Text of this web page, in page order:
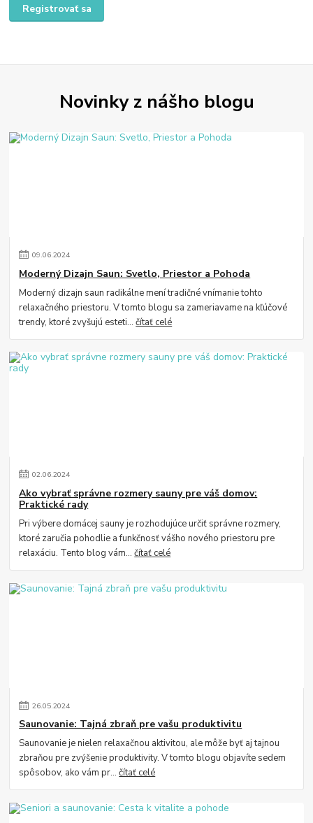
Registrovať sa
Novinky z nášho blogu
09.06.2024
Moderný Dizajn Saun: Svetlo, Priestor a Pohoda
Moderný dizajn saun radikálne mení tradičné vnímanie tohto
relaxačného priestoru. V tomto blogu sa zameriavame na kľúčové
trendy, ktoré zvyšujú esteti...čítať celé
02.06.2024
Ako vybrať správne rozmery sauny pre váš domov:
Praktické rady
Pri výbere domácej sauny je rozhodujúce určiť správne rozmery,
ktoré zaručia pohodlie a funkčnosť vášho nového priestoru pre
relaxáciu. Tento blog vám...čítať celé
26.05.2024
Saunovanie: Tajná zbraň pre vašu produktivitu
Saunovanie je nielen relaxačnou aktivitou, ale môže byť aj tajnou
zbraňou pre zvýšenie produktivity. V tomto blogu objavíte sedem
spôsobov, ako vám pr...čítať celé